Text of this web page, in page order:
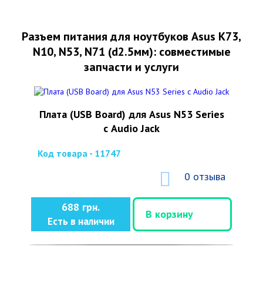
Разъем питания для ноутбуков Asus K73,
N10, N53, N71 (d2.5мм): совместимые
запчасти и услуги
Плата (USB Board) для Asus N53 Series
с Audio Jack
Код товара - 11747
0 отзыва
688 грн.
Есть в наличии
В корзину